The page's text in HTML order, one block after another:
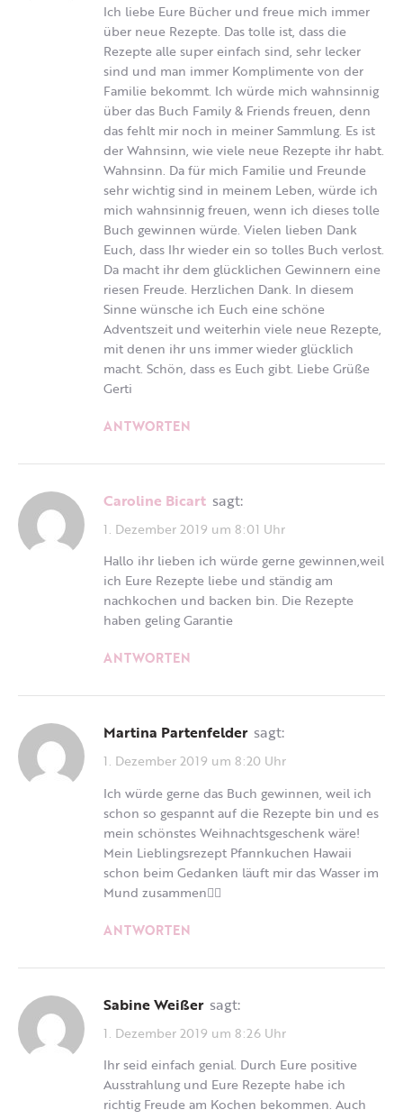
Ich liebe Eure Bücher und freue mich immer
über neue Rezepte. Das tolle ist, dass die
Rezepte alle super einfach sind, sehr lecker
sind und man immer Komplimente von der
Familie bekommt. Ich würde mich wahnsinnig
über das Buch Family & Friends freuen, denn
das fehlt mir noch in meiner Sammlung. Es ist
der Wahnsinn, wie viele neue Rezepte ihr habt.
Wahnsinn. Da für mich Familie und Freunde
sehr wichtig sind in meinem Leben, würde ich
mich wahnsinnig freuen, wenn ich dieses tolle
Buch gewinnen würde. Vielen lieben Dank
Euch, dass Ihr wieder ein so tolles Buch verlost.
Da macht ihr dem glücklichen Gewinnern eine
riesen Freude. Herzlichen Dank. In diesem
Sinne wünsche ich Euch eine schöne
Adventszeit und weiterhin viele neue Rezepte,
mit denen ihr uns immer wieder glücklich
macht. Schön, dass es Euch gibt. Liebe Grüße
Gerti
ANTWORTEN
Caroline Bicart sagt:
1. Dezember 2019 um 8:01 Uhr
Hallo ihr lieben ich würde gerne gewinnen,weil
ich Eure Rezepte liebe und ständig am
nachkochen und backen bin. Die Rezepte
haben geling Garantie
ANTWORTEN
Martina Partenfelder sagt:
1. Dezember 2019 um 8:20 Uhr
Ich würde gerne das Buch gewinnen, weil ich
schon so gespannt auf die Rezepte bin und es
mein schönstes Weihnachtsgeschenk wäre!
Mein Lieblingsrezept Pfannkuchen Hawaii
schon beim Gedanken läuft mir das Wasser im
Mund zusammen🙋‍♀️
ANTWORTEN
Sabine Weißer sagt:
1. Dezember 2019 um 8:26 Uhr
Ihr seid einfach genial. Durch Eure positive
Ausstrahlung und Eure Rezepte habe ich
richtig Freude am Kochen bekommen. Auch